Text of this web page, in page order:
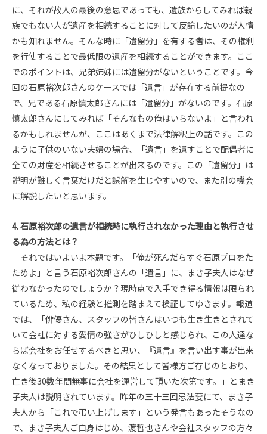
に、それが故人の最後の意思であっても、遺族からしてみれば親
族でもない人が遺産を相続することに対して反論したいのが人情
かも知れません。そんな時に「遺留分」を有する者は、その権利
を行使することで最低限の遺産を相続することができます。ここ
でのポイントは、兄弟姉妹には遺留分がないということです。今
回の石原裕次郎さんのケースでは「遺言」が存在する前提なの
で、兄である石原慎太郎さんには「遺留分」がないのです。石原
慎太郎さんにしてみれば「そんなもの俺はいらないよ」と言われ
るかもしれませんが、ここはあくまで法律解釈上の話です。この
ように子供のいない夫婦の場合、「遺言」を遺すことで配偶者に
全ての財産を相続させることが出来るのです。この「遺留分」は
説明が難しく言葉だけだと誤解を生じやすいので、また別の機会
に解説したいと思います。
4. 石原裕次郎の遺言が相続時に執行されなかった理由と執行させ
る為の方法とは？
それではいよいよ本題です。「俺が死んだらすぐ石原プロをた
ためよ」と言う石原裕次郎さんの「遺言」に、まき子夫人はなぜ
従わなかったのでしょうか？現時点で入手でき得る情報は限られ
ているため、私の経験と推測を踏まえて検証してゆきます。報道
では、「俳優さん、スタッフの皆さんはいつも生き生きとされて
いて会社に対する愛情の強さがひしひしと感じられ、この人達な
らば会社をお任せするべきと思い、『遺言』を言い出す事が出来
なくなっておりました。その結果として皆様方ご存じのとおり、
亡き後30数年間無事に会社を運営して頂いた次第です。」とまき
子夫人は説明されています。昨年の三十三回忌法要にて、まき子
夫人から「これで弔い上げします」という発言もあったそうなの
で、まき子夫人ご自身はじめ、渡哲也さんや会社スタッフの方々